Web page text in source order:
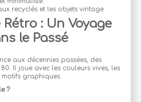
recyclés et les objets vintage.
Rétro : Un Voyage
le Passé
aux décennies passées, des
Il joue avec les couleurs vives, les
graphiques.
?